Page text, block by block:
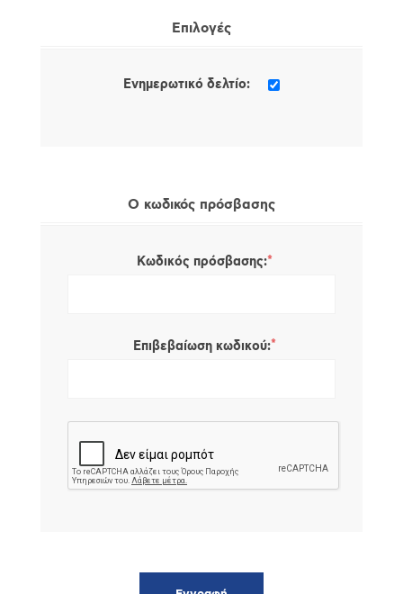
Επιλογές
Ενημερωτικό δελτίο:
Ο κωδικός πρόσβασης
Κωδικός πρόσβασης:*
Επιβεβαίωση κωδικού:*